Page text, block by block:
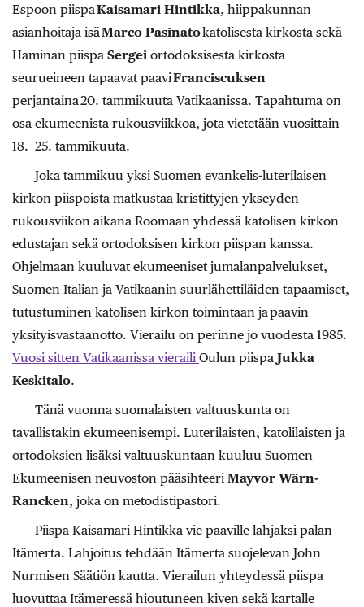
Espoon piispaKaisamari Hintikka, hiippakunnan
asianhoitaja isäMarco Pasinatokatolisesta kirkosta sekä
Haminan piispa Sergei ortodoksisesta kirkosta
seurueineen tapaavat paaviFranciscuksen
perjantaina 20. tammikuuta Vatikaanissa. Tapahtuma on
osa ekumeenista rukousviikkoa, jota vietetään vuosittain
18.−25. tammikuuta.
Joka tammikuu yksi Suomen evankelis-luterilaisen
kirkon piispoista matkustaa kristittyjen ykseyden
rukousviikon aikana Roomaan yhdessä katolisen kirkon
edustajan sekä ortodoksisen kirkon piispan kanssa.
Ohjelmaan kuuluvat ekumeeniset jumalanpalvelukset,
Suomen Italian ja Vatikaanin suurlähettiläiden tapaamiset,
tutustuminen katolisen kirkon toimintaan ja paavin
yksityisvastaanotto. Vierailu on perinne jo vuodesta 1985.
Vuosi sitten Vatikaanissa vieraili Oulun piispa Jukka
Keskitalo.
Tänä vuonna suomalaisten valtuuskunta on
tavallistakin ekumeenisempi. Luterilaisten, katolilaisten ja
ortodoksien lisäksi valtuuskuntaan kuuluu Suomen
Ekumeenisen neuvoston pääsihteeri Mayvor Wärn-
Rancken, joka on metodistipastori.
Piispa Kaisamari Hintikka vie paaville lahjaksi palan
Itämerta. Lahjoitus tehdään Itämerta suojelevan John
Nurmisen Säätiön kautta. Vierailun yhteydessä piispa
luovuttaa Itämeressä hioutuneen kiven sekä kartalle